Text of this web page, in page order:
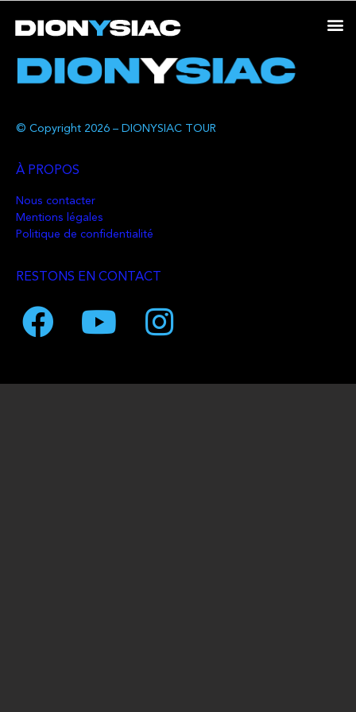
© Copyright 2026 – DIONYSIAC TOUR
À PROPOS
Nous contacter
Mentions légales
Politique de confidentialité
RESTONS EN CONTACT